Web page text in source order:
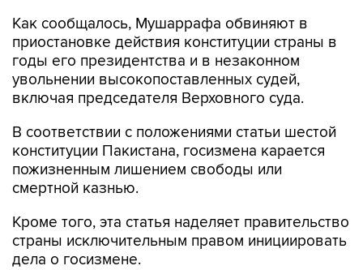
Как сообщалось, Мушаррафа обвиняют в
приостановке действия конституции страны в
годы его президентства и в незаконном
увольнении высокопоставленных судей,
включая председателя Верховного суда.
В соответствии с положениями статьи шестой
конституции Пакистана, госизмена карается
пожизненным лишением свободы или
смертной казнью.
Кроме того, эта статья наделяет правительство
страны исключительным правом инициировать
дела о госизмене.